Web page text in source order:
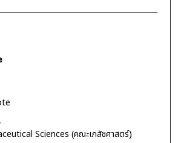
Sciences (คณะเภสัชศาสตร์)